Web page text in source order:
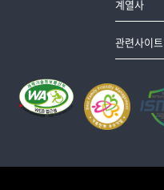
계열사
관련사이트